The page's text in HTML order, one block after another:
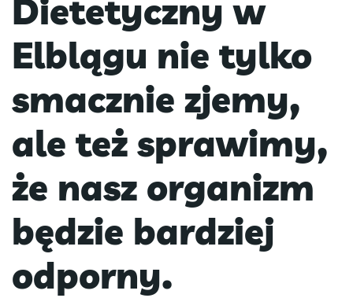
Dietetyczny w
Elblągu nie tylko
smacznie zjemy,
ale też sprawimy,
że nasz organizm
będzie bardziej
odporny.